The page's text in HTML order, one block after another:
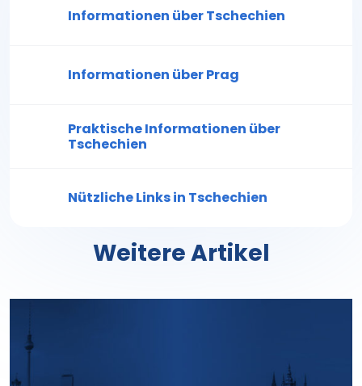
Informationen über Tschechien
Informationen über Prag
Praktische Informationen über
Tschechien
Nützliche Links in Tschechien
Weitere Artikel